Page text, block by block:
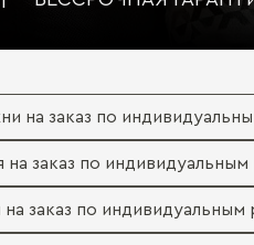
на заказ по
на заказ по
заказ по индивидуальным